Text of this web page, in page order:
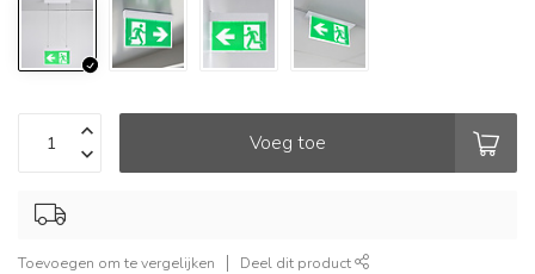
Voeg toe
Toevoegen om te vergelijken Deel dit product